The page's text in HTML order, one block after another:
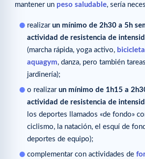
mantener un peso saludable, sería
realizar un mínimo de 2h30 a 5h
actividad de resistencia de
(marcha rápida, yoga activo,
aquagym, danza, pero también
jardinería);
o realizar un mínimo de 1h15 a
actividad de resistencia de
los deportes llamados «de fondo»
ciclismo, la natación, el esquí de
deportes de equipo);
complementar con actividades de